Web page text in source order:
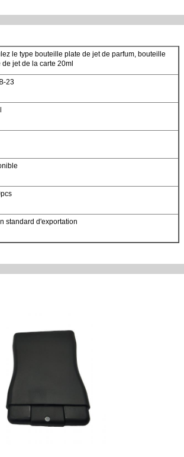
le type bouteille plate de jet de parfum, bouteille
de jet de la carte 20ml
23
standard d'exportation